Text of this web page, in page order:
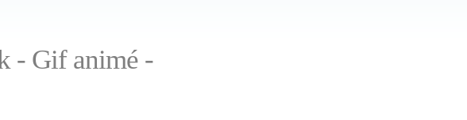
- Gif animé -